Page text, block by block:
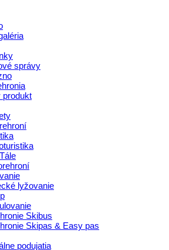
správy
produkt
lyžovanie
Skibus
Skipas & Easy pas
podujatia